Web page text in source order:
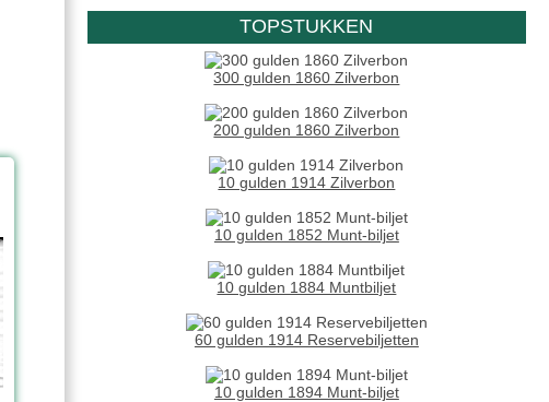
TOPSTUKKEN
300 gulden 1860 Zilverbon
200 gulden 1860 Zilverbon
10 gulden 1914 Zilverbon
10 gulden 1852 Munt-biljet
10 gulden 1884 Muntbiljet
60 gulden 1914 Reservebiljetten
10 gulden 1894 Munt-biljet